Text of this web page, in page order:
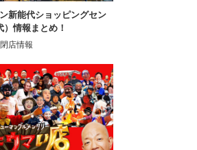
新能代ショッピングセン
情報まとめ！
店情報